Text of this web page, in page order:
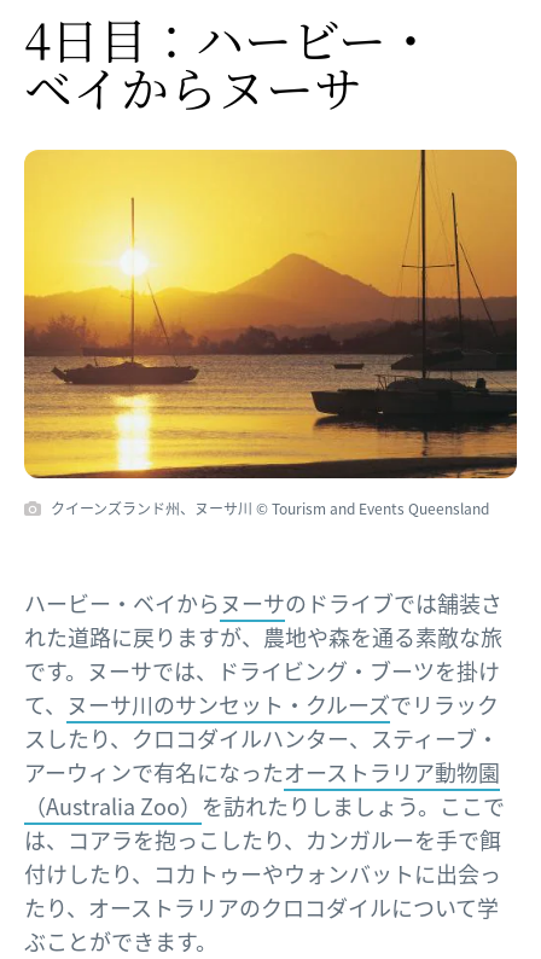
4日目：ハービー・​
ベイから ​ヌーサ
クイーンズランド州、ヌーサ川 © Tourism and Events Queensland
ハービー・ベイからヌーサのドライブでは舗装さ
れた道路に戻りますが、農地や森を通る素敵な旅
です。ヌーサでは、ドライビング・ブーツを掛け
て、 ヌーサ川のサンセット・クルーズでリラック
スしたり、クロコダイルハンター、スティーブ・
アーウィンで有名になったオーストラリア動物園
（Australia Zoo） を訪れたりしましょう。ここで
は、コアラを抱っこしたり、カンガルーを手で餌
付けしたり、コカトゥーやウォンバットに出会っ
たり、オーストラリアのクロコダイルについて学
ぶことができます。